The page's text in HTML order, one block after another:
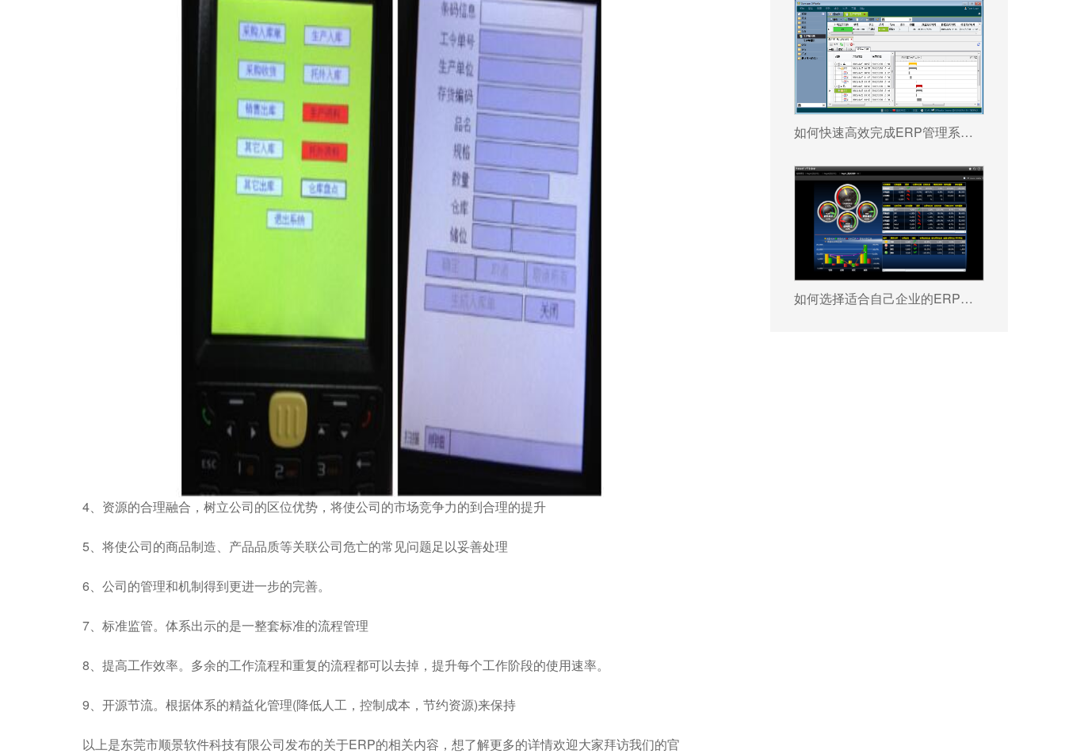
4、资源的合理融合，树立公司的区位优势，将使公司的市场竞争力的到合理的提升
5、将使公司的商品制造、产品品质等关联公司危亡的常见问题足以妥善处理
6、公司的管理和机制得到更进一步的完善。
7、标准监管。体系出示的是一整套标准的流程管理
8、提高工作效率。多余的工作流程和重复的流程都可以去掉，提升每个工作阶段的使用速率。
9、开源节流。根据体系的精益化管理(降低人工，控制成本，节约资源)来保持
以上是东莞市顺景软件科技有限公司发布的关于ERP的相关内容，想了解更多的详情欢迎大家拜访我们的官
如何快速高效完成ERP管理系统配置?
如何选择适合自己企业的ERP软件?